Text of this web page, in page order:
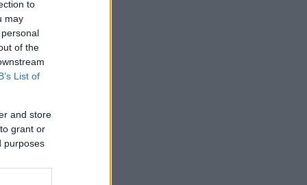
to
may
of the
List of
and store
grant or
purposes